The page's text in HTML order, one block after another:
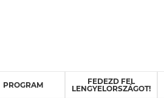
PROGRAM
FEDEZD FEL
LENGYELORSZÁGOT!